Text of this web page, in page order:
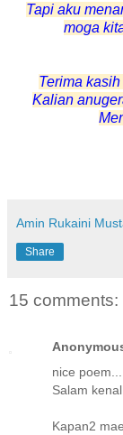
Tapi aku
moga
Terima
Kalian
Amin Rukaini
Share
15 comments:
nice poem...
Salam
Kapan2